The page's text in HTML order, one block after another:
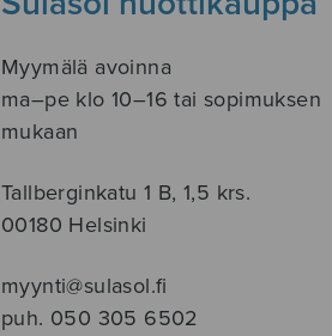
Myymälä avoinna
ma–pe klo 10–16 tai sopimuksen
mukaan
Tallberginkatu 1 B, 1,5 krs.
00180 Helsinki
myynti@sulasol.fi
puh. 050 305 6502